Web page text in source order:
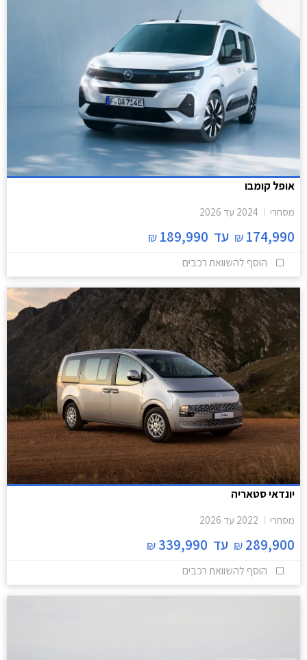
אופל קומבו
מסחרי 2024 עד 2026
174,990
₪ עד 189,990
₪
הוסף להשוואת רכבים
יונדאי סטאריה
מסחרי 2022 עד 2026
289,900
₪ עד 339,990
₪
הוסף להשוואת רכבים